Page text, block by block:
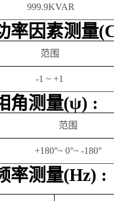
999.9KVAR
率因素测量
范围
-1 ~ +1
角测量(ψ) :
范围
+180°~ 0°~ -180°
率测量(Hz) :